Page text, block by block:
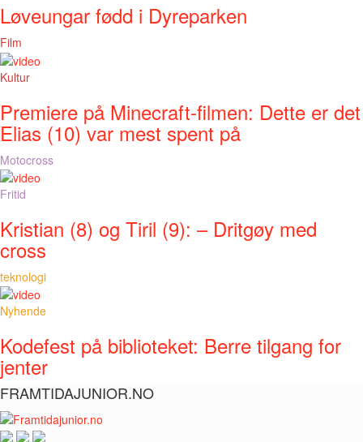
Løveungar fødd i Dyreparken
Film
Kultur
Premiere på Minecraft-filmen: Dette er det
Elias (10) var mest spent på
Motocross
Fritid
Kristian (8) og Tiril (9): – Dritgøy med
cross
teknologi
Nyhende
Kodefest på biblioteket: Berre tilgang for
jenter
FRAMTIDAJUNIOR.NO